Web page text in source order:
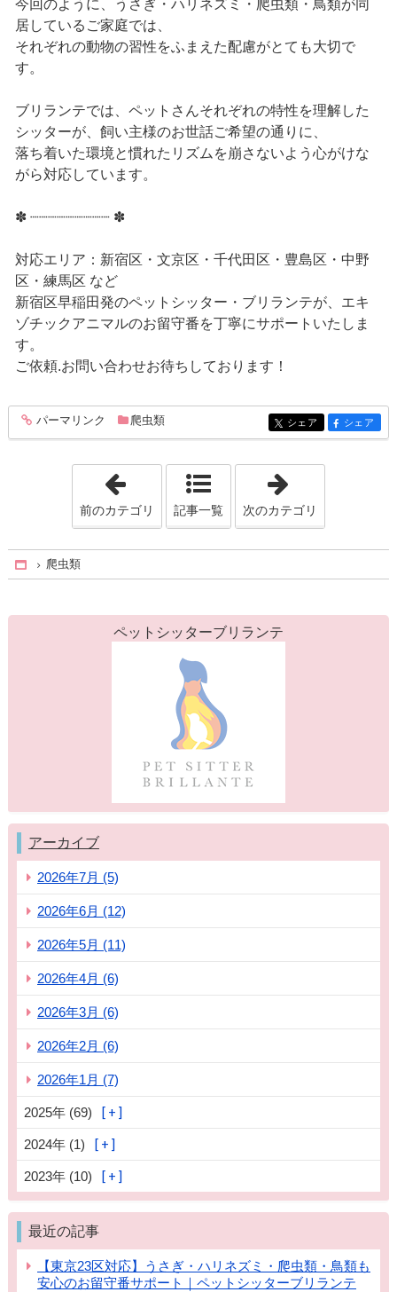
今回のように、うさぎ・ハリネズミ・爬虫類・鳥類が同
居しているご家庭では、
それぞれの動物の習性をふまえた配慮がとても大切で
す。
ブリランテでは、ペットさんそれぞれの特性を理解した
シッターが、飼い主様のお世話ご希望の通りに、
落ち着いた環境と慣れたリズムを崩さないよう心がけな
がら対応しています。
✽ ┈┈┈┈┈┈┈┈┈ ✽
対応エリア：新宿区・文京区・千代田区・豊島区・中野
区・練馬区 など
新宿区早稲田発のペットシッター・ブリランテが、エキ
ゾチックアニマルのお留守番を丁寧にサポートいたしま
す。
ご依頼.お問い合わせお待ちしております！
entry281
パーマリンク 爬虫類 entry281
シェア entry281
シェア
「小動物」
前のカテゴリ 記事一覧 次のカテゴリ
Home
爬虫類
ペットシッターブリランテ
アーカイブ
2026年7月 (5)
2026年6月 (12)
2026年5月 (11)
2026年4月 (6)
2026年3月 (6)
2026年2月 (6)
2026年1月 (7)
2025年 (69)
2024年 (1)
2023年 (10)
最近の記事
【東京23区対応】うさぎ・ハリネズミ・爬虫類・鳥類も
安心のお留守番サポート｜ペットシッターブリランテ